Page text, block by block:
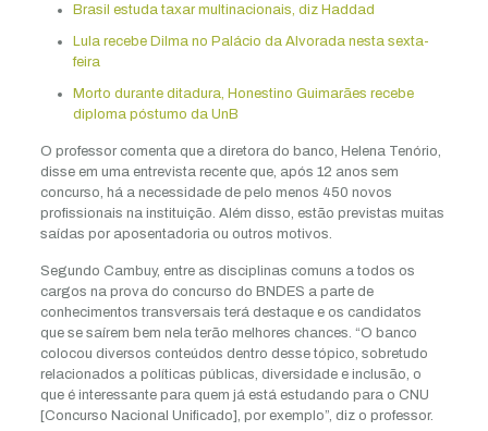
Brasil estuda taxar multinacionais, diz Haddad
Lula recebe Dilma no Palácio da Alvorada nesta sexta-
feira
Morto durante ditadura, Honestino Guimarães recebe
diploma póstumo da UnB
O professor comenta que a diretora do banco, Helena Tenório,
disse em uma entrevista recente que, após 12 anos sem
concurso, há a necessidade de pelo menos 450 novos
profissionais na instituição. Além disso, estão previstas muitas
saídas por aposentadoria ou outros motivos.
Segundo Cambuy, entre as disciplinas comuns a todos os
cargos na prova do concurso do BNDES a parte de
conhecimentos transversais terá destaque e os candidatos
que se saírem bem nela terão melhores chances. “O banco
colocou diversos conteúdos dentro desse tópico, sobretudo
relacionados a políticas públicas, diversidade e inclusão, o
que é interessante para quem já está estudando para o CNU
[Concurso Nacional Unificado], por exemplo”, diz o professor.